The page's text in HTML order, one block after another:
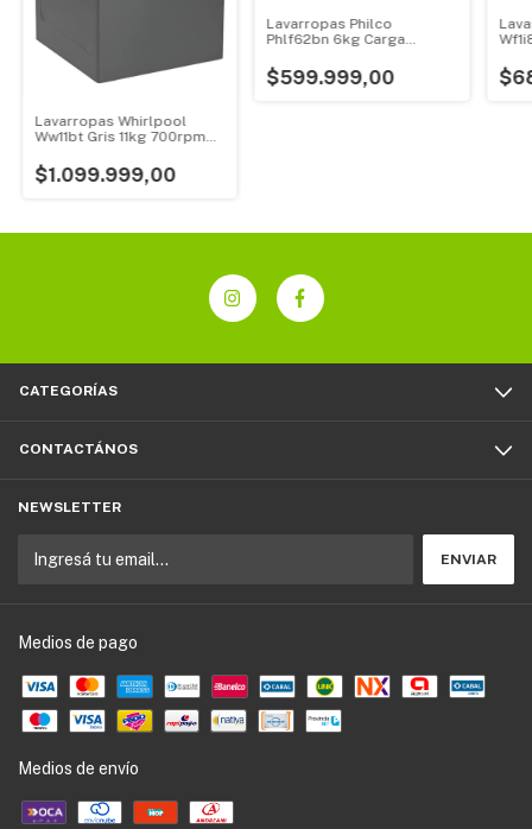
Lavarropas Whirlpool
Ww11bt Gris 11kg 700rpm
$1.099.999,00
Lavarropas Philco
Phlf62bn 6kg Carga
$599.999,00
CATEGORÍAS
CONTACTÁNOS
NEWSLETTER
Medios de pago
Medios de envío